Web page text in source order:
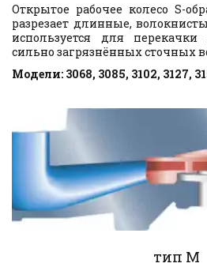
Открытое рабочее колесо S-
разрезает длинные,
используется для
сильно загрязнённых сточных
Модели: 3068, 3085, 3102, 3127,
тип M